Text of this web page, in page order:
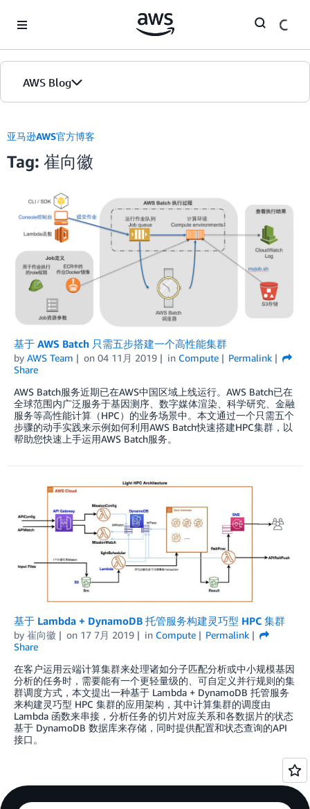
AWS Blog
首页
版本
亚马逊AWS官方博客
Tag: 崔向徽
基于 AWS Batch 只需五步搭建一个高性能集群
by AWS Team on 04 11月 2019 in Compute
Permalink
Share
AWS Batch服务近期已在AWS中国区域上线运行。AWS Batch已在
全球范围内广泛服务于基因测序、数字媒体渲染、科学研究、金融
服务等高性能计算（HPC）的业务场景中。本文通过一个只需五个
步骤的动手实践来示例如何利用AWS Batch快速搭建HPC集群，以
帮助您快速上手运用AWS Batch服务。
基于 Lambda + DynamoDB 托管服务构建灵巧型 HPC 集群
by 崔向徽 on 17 7月 2019 in Compute
Permalink
Share
在客户运用云端计算集群来处理诸如分子匹配分析或中小规模基因
分析的任务时，需要能有一个更轻量级的、可自定义并行规则的集
群调度方式，本文提出一种基于 Lambda + DynamoDB 托管服务
来构建灵巧型 HPC 集群的应用架构，其中计算集群的调度由
Lambda 函数来串接，分析任务的切片对应关系和各数据片的状态
基于 DynamoDB 数据库来存储，同时提供配置和状态查询的API
接口。